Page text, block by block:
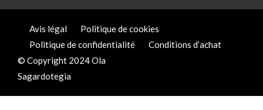
Avis légal
Politique de cookies
Politique de confidentialité
Conditions d’achat
© Copyright 2024 Ola
Sagardotegia